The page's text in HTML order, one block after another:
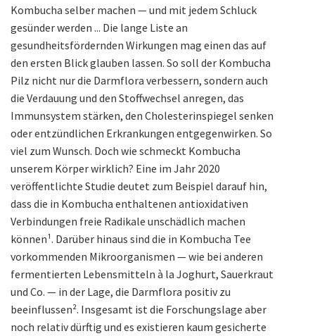
Kombucha selber machen — und mit jedem Schluck
gesünder werden ... Die lange Liste an
gesundheitsfördernden Wirkungen mag einen das auf
den ersten Blick glauben lassen. So soll der Kombucha
Pilz nicht nur die Darmflora verbessern, sondern auch
die Verdauung und den Stoffwechsel anregen, das
Immunsystem stärken, den Cholesterinspiegel senken
oder entzündlichen Erkrankungen entgegenwirken. So
viel zum Wunsch. Doch wie schmeckt Kombucha
unserem Körper wirklich? Eine im Jahr 2020
veröffentlichte Studie deutet zum Beispiel darauf hin,
dass die in Kombucha enthaltenen antioxidativen
Verbindungen freie Radikale unschädlich machen
können¹. Darüber hinaus sind die in Kombucha Tee
vorkommenden Mikroorganismen — wie bei anderen
fermentierten Lebensmitteln à la Joghurt, Sauerkraut
und Co. — in der Lage, die Darmflora positiv zu
beeinflussen². Insgesamt ist die Forschungslage aber
noch relativ dürftig und es existieren kaum gesicherte